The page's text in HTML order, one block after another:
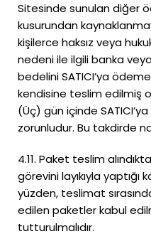
Sitesinde sunulan diğer
kusurundan
kişilerce haksız veya
nedeni ile ilgili banka
bedelini SATICI’ya
kendisine teslim edilmiş
(Üç) gün içinde
zorunludur. Bu takdirde
4.11. Paket teslim
görevini layıkıyla yaptığı
yüzden, teslimat
edilen paketler kabul
tutturulmalıdır.